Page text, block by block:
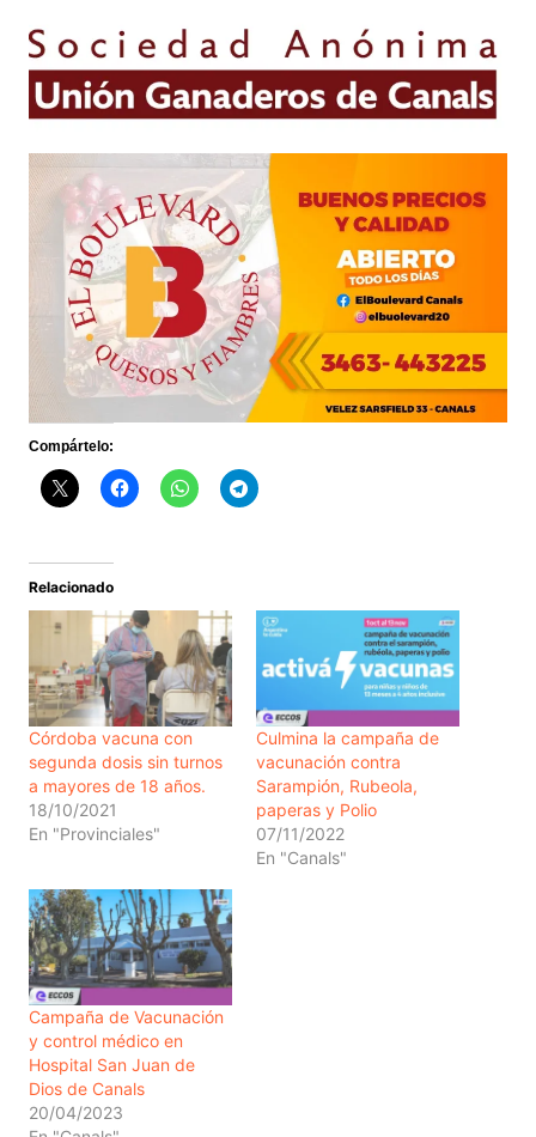
Compártelo:
Relacionado
Córdoba vacuna con
segunda dosis sin turnos
a mayores de 18 años.
18/10/2021
En "Provinciales"
Culmina la campaña de
vacunación contra
Sarampión, Rubeola,
paperas y Polio
07/11/2022
En "Canals"
Campaña de Vacunación
y control médico en
Hospital San Juan de
Dios de Canals
20/04/2023